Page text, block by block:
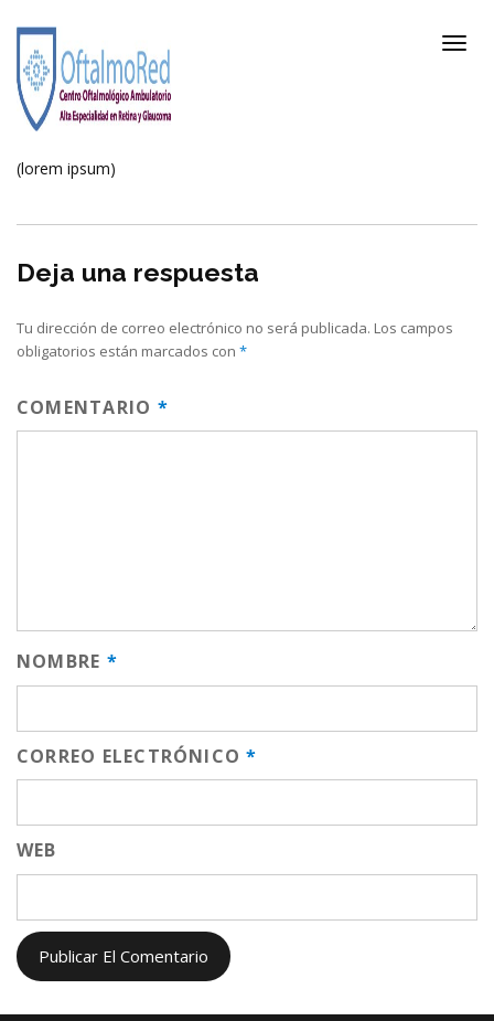
(lorem ipsum)
Deja una respuesta
Tu dirección de correo electrónico no será publicada. Los campos
obligatorios están marcados con *
COMENTARIO *
NOMBRE *
CORREO ELECTRÓNICO*
WEB